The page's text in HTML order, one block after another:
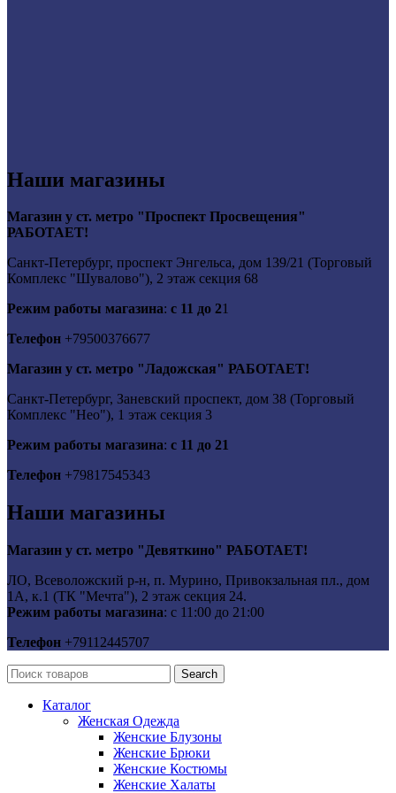
Наши магазины
Магазин у ст. метро "Проспект Просвещения"
РАБОТАЕТ!
Санкт-Петербург, проспект Энгельса, дом 139/21 (Торговый
Комплекс "Шувалово"), 2 этаж секция 68
Режим работы магазина: с 11 до 21
Телефон +79500376677
Магазин у ст. метро "Ладожская" РАБОТАЕТ!
Санкт-Петербург, Заневский проспект, дом 38 (Торговый
Комплекс "Нео"), 1 этаж секция 3
Режим работы магазина: с 11 до 21
Телефон +79817545343
Наши магазины
Магазин у ст. метро "Девяткино" РАБОТАЕТ!
ЛО, Всеволожский р-н, п. Мурино, Привокзальная пл., дом
1А, к.1 (ТК "Мечта"), 2 этаж секция 24.
Режим работы магазина: с 11:00 до 21:00
Телефон +79112445707
Search
Каталог
Женская Одежда
Женские Блузоны
Женские Брюки
Женские Костюмы
Женские Халаты